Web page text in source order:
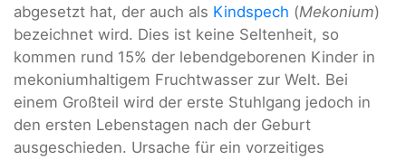
abgesetzt hat, der auch als Kindspech (Mekonium)
bezeichnet wird. Dies ist keine Seltenheit, so
kommen rund 15% der lebendgeborenen Kinder in
mekoniumhaltigem Fruchtwasser zur Welt. Bei
einem Großteil wird der erste Stuhlgang jedoch in
den ersten Lebenstagen nach der Geburt
ausgeschieden. Ursache für ein vorzeitiges